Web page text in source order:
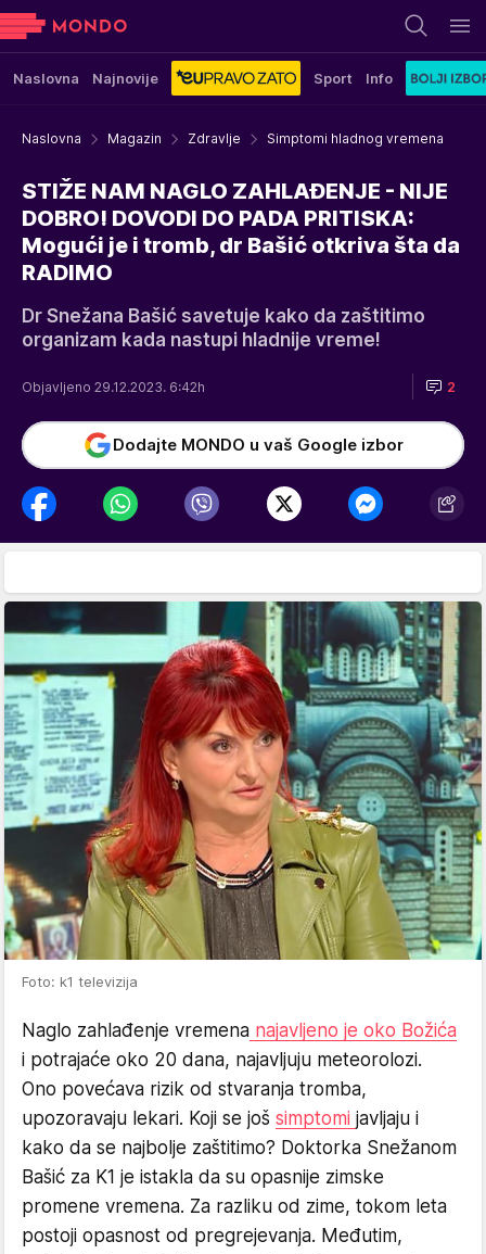
Naslovna Najnovije Sport Info
Naslovna Magazin Zdravlje Simptomi hladnog vremena
STIŽE NAM NAGLO ZAHLAĐENJE - NIJE
DOBRO! DOVODI DO PADA PRITISKA:
Mogući je i tromb, dr Bašić otkriva šta da
RADIMO
Dr Snežana Bašić savetuje kako da zaštitimo
organizam kada nastupi hladnije vreme!
Objavljeno 29.12.2023. 6:42h 2
Dodajte MONDO u vaš Google izbor
Foto: k1 televizija
Naglo zahlađenje vremena najavljeno je oko Božića
i potrajaće oko 20 dana, najavljuju meteorolozi.
Ono povećava rizik od stvaranja tromba,
upozoravaju lekari. Koji se još simptomi javljaju i
kako da se najbolje zaštitimo? Doktorka Snežanom
Bašić za K1 je istakla da su opasnije zimske
promene vremena. Za razliku od zime, tokom leta
postoji opasnost od pregrejevanja. Međutim,